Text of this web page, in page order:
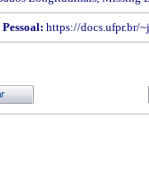
https://docs.ufpr.br/